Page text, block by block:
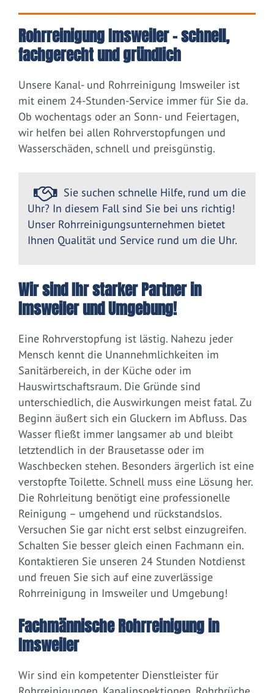
Rohrreinigung Imsweiler – schnell,
fachgerecht und gründlich
Unsere Kanal- und Rohrreinigung Imsweiler ist
mit einem 24-Stunden-Service immer für Sie da.
Ob wochentags oder an Sonn- und Feiertagen,
wir helfen bei allen Rohrverstopfungen und
Wasserschäden, schnell und preisgünstig.
Sie suchen schnelle Hilfe, rund um die
Uhr? In diesem Fall sind Sie bei uns richtig!
Unser Rohrreinigungsunternehmen bietet
Ihnen Qualität und Service rund um die Uhr.
Wir sind Ihr starker Partner in
Imsweiler und Umgebung!
Eine Rohrverstopfung ist lästig. Nahezu jeder
Mensch kennt die Unannehmlichkeiten im
Sanitärbereich, in der Küche oder im
Hauswirtschaftsraum. Die Gründe sind
unterschiedlich, die Auswirkungen meist fatal. Zu
Beginn äußert sich ein Gluckern im Abfluss. Das
Wasser fließt immer langsamer ab und bleibt
letztendlich in der Brausetasse oder im
Waschbecken stehen. Besonders ärgerlich ist eine
verstopfte Toilette. Schnell muss eine Lösung her.
Die Rohrleitung benötigt eine professionelle
Reinigung – umgehend und rückstandslos.
Versuchen Sie gar nicht erst selbst einzugreifen.
Schalten Sie besser gleich einen Fachmann ein.
Kontaktieren Sie unseren 24 Stunden Notdienst
und freuen Sie sich auf eine zuverlässige
Rohrreinigung in Imsweiler und Umgebung!
Fachmännische Rohrreinigung in
Imsweiler
Wir sind ein kompetenter Dienstleister für